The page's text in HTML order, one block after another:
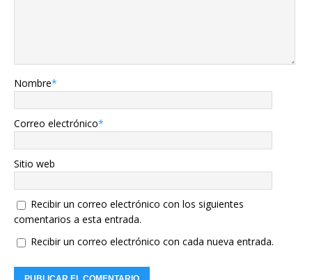
Nombre*
Correo electrónico*
Sitio web
Recibir un correo electrónico con los siguientes
comentarios a esta entrada.
Recibir un correo electrónico con cada nueva entrada.